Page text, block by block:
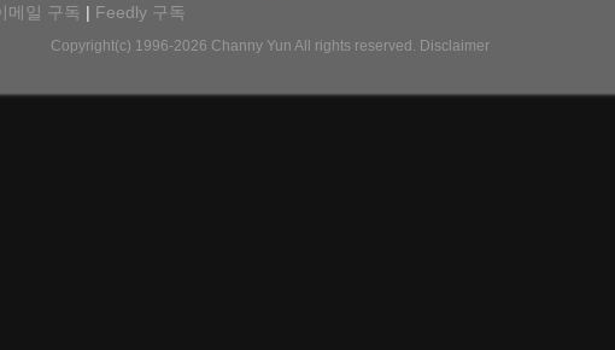
메일 구독 | Feedly 구독
Copyright(c) 1996-2026 Channy Yun All rights reserved. Disclaimer